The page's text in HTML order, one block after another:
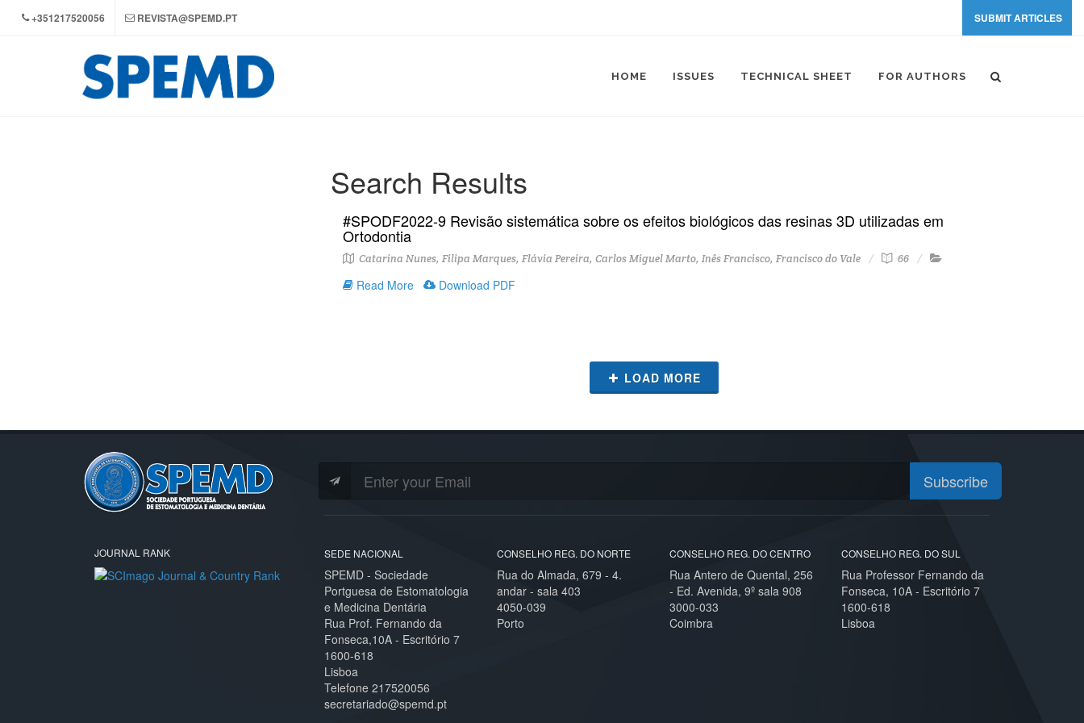
+351217520056 REVISTA@SPEMD.PT SUBMIT ARTICLES
HOME ISSUES TECHNICAL SHEET FOR AUTHORS
Search Results
#SPODF2022-9 Revisão sistemática sobre os efeitos biológicos das resinas 3D utilizadas em
Ortodontia
Catarina Nunes, Filipa Marques, Flávia Pereira, Carlos Miguel Marto, Inês Francisco, Francisco do Vale 66
Read More Download PDF
LOAD MORE
Subscribe
JOURNAL RANK SEDE NACIONAL
SPEMD - Sociedade
Portguesa de Estomatologia
e Medicina Dentária
Rua Prof. Fernando da
Fonseca,10A - Escritório 7
1600-618
Lisboa
Telefone 217520056
secretariado@spemd.pt
CONSELHO REG. DO NORTE
Rua do Almada, 679 - 4.
andar - sala 403
4050-039
Porto
CONSELHO REG. DO CENTRO
Rua Antero de Quental, 256
- Ed. Avenida, 9º sala 908
3000-033
Coimbra
CONSELHO REG. DO SUL
Rua Professor Fernando da
Fonseca, 10A - Escritório 7
1600-618
Lisboa